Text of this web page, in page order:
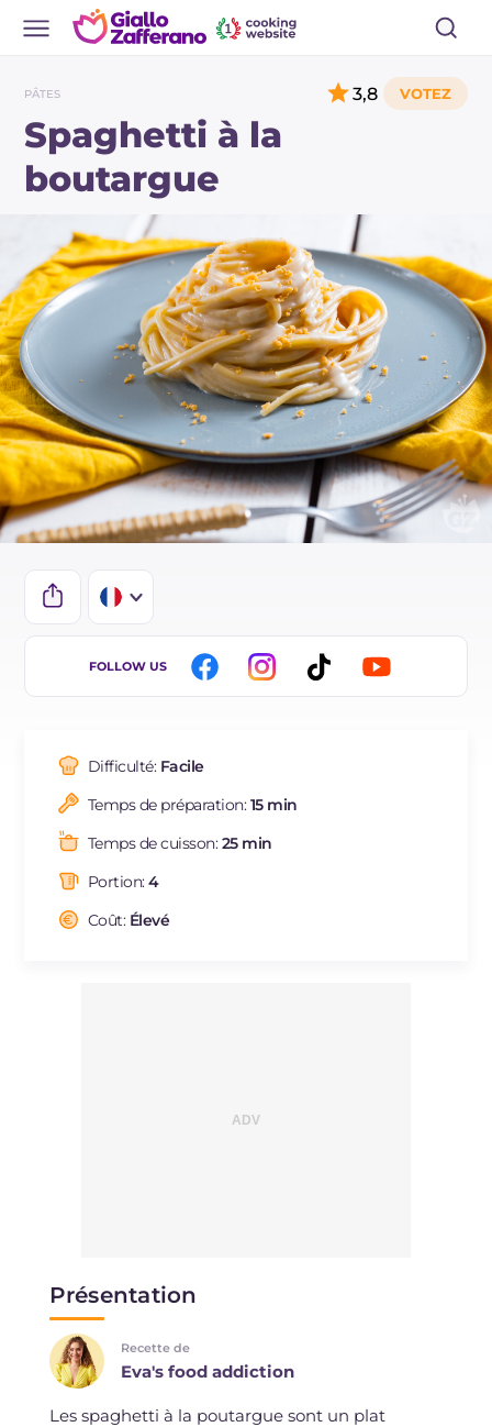
PÂTES
Spaghetti à la
boutargue
3,8
IT
ES
BR
FOLLOW US
Difficulté: Facile
Temps de préparation:15 min
Temps de cuisson:25 min
Portion:4
Coût: Élevé
Présentation
Recette de
Eva's food addiction
Les spaghetti à la poutargue sont un plat